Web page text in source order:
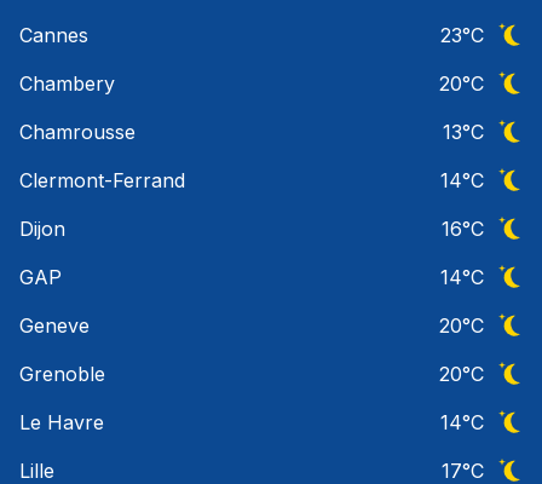
Cannes
23°C
Chambery
20°C
Chamrousse
13°C
Clermont-Ferrand
14°C
Dijon
16°C
GAP
14°C
Geneve
20°C
Grenoble
20°C
Le Havre
14°C
Lille
17°C